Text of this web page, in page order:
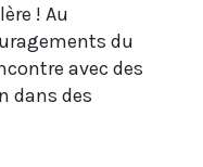
! Au
du
avec des
dans des